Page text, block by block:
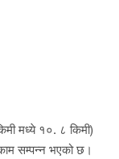
मध्ये १०. ८ किमी)
सम्पन्न भएको छ।